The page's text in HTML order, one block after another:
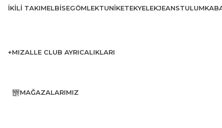
İKILI TAKIMELBISEGÖMLEKTUNIKETEKYELEKJEANSTULUM
+MIZALLE CLUB AYRICALIKLARI
MAĞAZALARIMIZ